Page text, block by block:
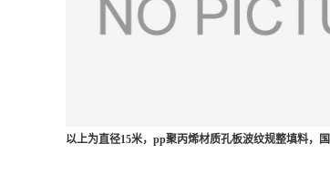
以上为直径15米，pp聚丙烯材质孔板波纹规整填料，